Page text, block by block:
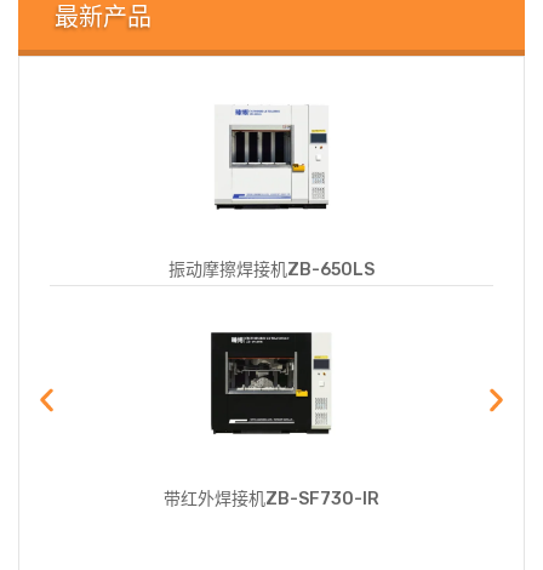
最新产品
ZB-E经济型系列超声波焊接机
MSP-G系列手持式超声波焊接机